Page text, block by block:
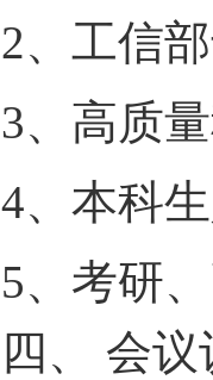
2、 工信
3、 高质
4、 本科
5、 考研
四、 会议